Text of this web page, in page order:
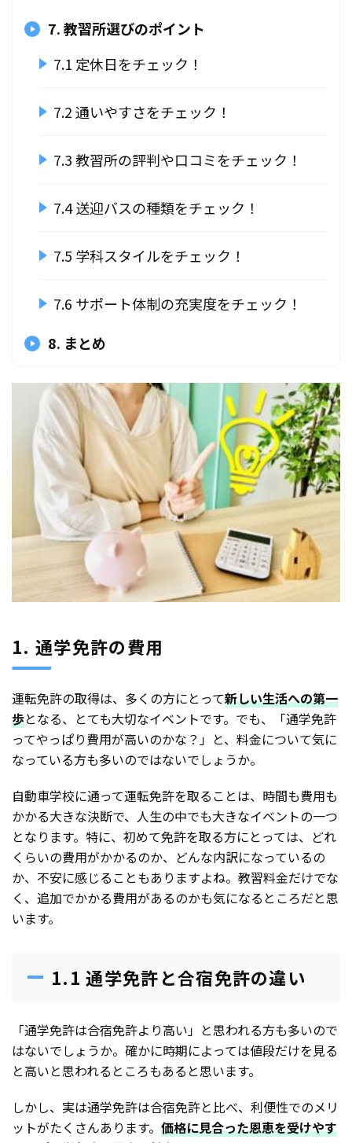
7. 教習所選びのポイント
7.1 定休日をチェック！
7.2 通いやすさをチェック！
7.3 教習所の評判や口コミをチェック！
7.4 送迎バスの種類をチェック！
7.5 学科スタイルをチェック！
7.6 サポート体制の充実度をチェック！
8. まとめ
1. 通学免許の費用
運転免許の取得は、多くの方にとって新しい生活への第一
歩となる、とても大切なイベントです。でも、「通学免許
ってやっぱり費用が高いのかな？」と、料金について気に
なっている方も多いのではないでしょうか。
自動車学校に通って運転免許を取ることは、時間も費用も
かかる大きな決断で、人生の中でも大きなイベントの一つ
となります。特に、初めて免許を取る方にとっては、どれ
くらいの費用がかかるのか、どんな内訳になっているの
か、不安に感じることもありますよね。教習料金だけでな
く、追加でかかる費用があるのかも気になるところだと思
います。
1.1 通学免許と合宿免許の違い
「通学免許は合宿免許より高い」と思われる方も多いので
はないでしょうか。確かに時期によっては値段だけを見る
と高いと思われるところもあると思います。
しかし、実は通学免許は合宿免許と比べ、利便性でのメリ
ットがたくさんあります。 価格に見合った恩恵を受けやす